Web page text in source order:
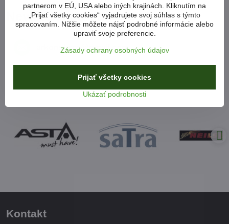
Neviete si poradiť?
arkonsksro​@gmail​.com
Kontakt
partnerom v EÚ, USA alebo iných krajinách. Kliknutím na
„Prijať všetky cookies“ vyjadrujete svoj súhlas s týmto
spracovaním. Nižšie môžete nájsť podrobné informácie alebo
upraviť svoje preferencie.
Zásady ochrany osobných údajov
Ukázať podrobnosti
Prijať všetky cookies